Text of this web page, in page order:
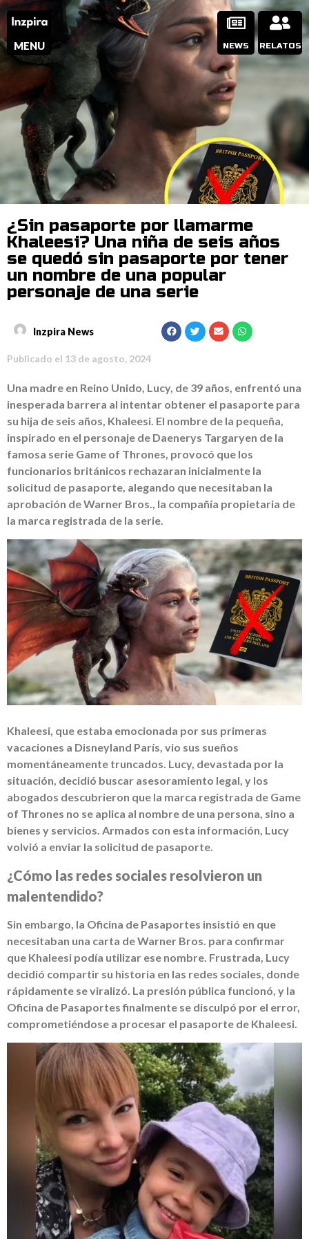
MENU NEWS RELATOS
¿Sin pasaporte por llamarme
Khaleesi? Una niña de seis años
se quedó sin pasaporte por tener
un nombre de una popular
personaje de una serie
Inzpira News
Publicado el 13 de agosto, 2024
Una madre en Reino Unido, Lucy, de 39 años, enfrentó una
inesperada barrera al intentar obtener el pasaporte para
su hija de seis años, Khaleesi. El nombre de la pequeña,
inspirado en el personaje de Daenerys Targaryen de la
famosa serie Game of Thrones, provocó que los
funcionarios británicos rechazaran inicialmente la
solicitud de pasaporte, alegando que necesitaban la
aprobación de Warner Bros., la compañía propietaria de
la marca registrada de la serie.
Khaleesi, que estaba emocionada por sus primeras
vacaciones a Disneyland París, vio sus sueños
momentáneamente truncados. Lucy, devastada por la
situación, decidió buscar asesoramiento legal, y los
abogados descubrieron que la marca registrada de Game
of Thrones no se aplica al nombre de una persona, sino a
bienes y servicios. Armados con esta información, Lucy
volvió a enviar la solicitud de pasaporte.
¿Cómo las redes sociales resolvieron un
malentendido?
Sin embargo, la Oficina de Pasaportes insistió en que
necesitaban una carta de Warner Bros. para confirmar
que Khaleesi podía utilizar ese nombre. Frustrada, Lucy
decidió compartir su historia en las redes sociales, donde
rápidamente se viralizó. La presión pública funcionó, y la
Oficina de Pasaportes finalmente se disculpó por el error,
comprometiéndose a procesar el pasaporte de Khaleesi.